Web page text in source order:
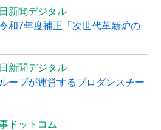
新聞デジタル
和7年度補正「次世代革新炉の
新聞デジタル
ープが運営するプロダンスチー
ドットコム